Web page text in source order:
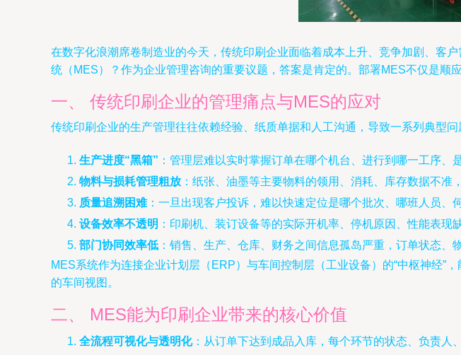
在数字化浪潮席卷制造业的今天，传统印刷企业面临着成本上升、竞争加剧、客
统（MES）？作为企业管理咨询的重要议题，答案是肯定的。部署MES不仅是顺
一、 传统印刷企业的管理痛点与MES的应对
传统印刷企业的生产管理往往依赖经验、纸质单据和人工沟通，导致一系列典型问
生产进度“黑箱” ：管理层难以实时掌握订单在哪个机台、进行到哪一工序、
物料与损耗管理粗放 ：纸张、油墨等主要物料的领用、消耗、库存数据不准
质量追溯困难：一旦出现客户投诉，难以快速定位是哪个批次、哪班人员、
设备效率不透明 ：印刷机、装订设备等的实际开机率、停机原因、性能表现
部门协同效率低 ：销售、生产、仓库、财务之间信息孤岛严重，订单状态、
MES系统作为连接企业计划层（ERP）与车间控制层（工业设备）的“中枢神经”
的车间视图。
二、 MES能为印刷企业带来的核心价值
全流程可视化与透明化：从订单下达到成品入库，每个环节的状态、负责人